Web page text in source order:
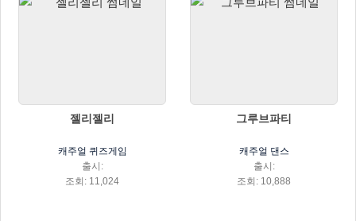
젤리젤리
캐주얼 퀴즈게임
출시:
조회: 11,024
그루브파티
캐주얼 댄스
출시:
조회: 10,888